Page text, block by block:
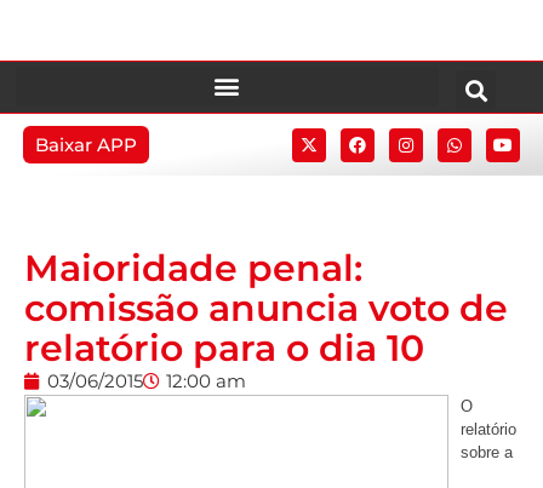
Baixar APP
Maioridade penal:
comissão anuncia voto de
relatório para o dia 10
03/06/2015 12:00 am
O
relatório
sobre a